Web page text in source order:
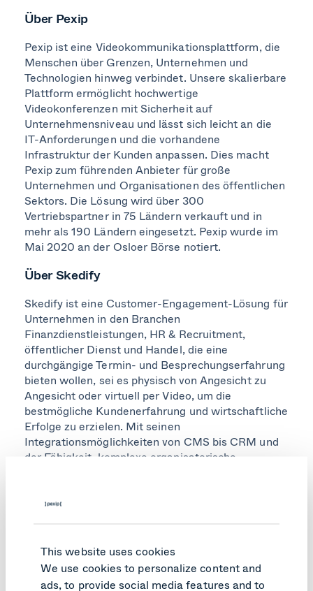
This website uses cookies
We use cookies to personalize content and
ads, to provide social media features and to
Über Pexip
Pexip ist eine Videokommunikationsplattform, die
Menschen über Grenzen, Unternehmen und
Technologien hinweg verbindet. Unsere skalierbare
Plattform ermöglicht hochwertige
Videokonferenzen mit Sicherheit auf
Unternehmensniveau und lässt sich leicht an die
IT-Anforderungen und die vorhandene
Infrastruktur der Kunden anpassen. Dies macht
Pexip zum führenden Anbieter für große
Unternehmen und Organisationen des öffentlichen
Sektors. Die Lösung wird über 300
Vertriebspartner in 75 Ländern verkauft und in
mehr als 190 Ländern eingesetzt. Pexip wurde im
Mai 2020 an der Osloer Börse notiert.
Über Skedify
Skedify ist eine Customer-Engagement-Lösung für
Unternehmen in den Branchen
Finanzdienstleistungen, HR & Recruitment,
öffentlicher Dienst und Handel, die eine
durchgängige Termin- und Besprechungserfahrung
bieten wollen, sei es physisch von Angesicht zu
Angesicht oder virtuell per Video, um die
bestmögliche Kundenerfahrung und wirtschaftliche
Erfolge zu erzielen. Mit seinen
Integrationsmöglichkeiten von CMS bis CRM und
der Fähigkeit, komplexe organisatorische
High-Touch-Kundeninteraktionen optimieren
Themen:
Customer Engagement